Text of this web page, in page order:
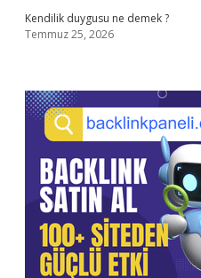
Kendilik duygusu ne demek ?
Temmuz 25, 2026